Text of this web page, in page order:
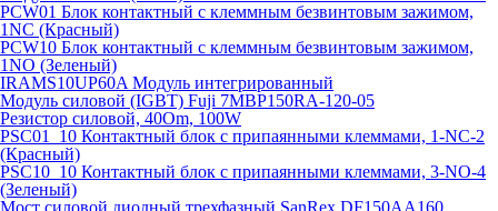
PCW01 Блок контактный с клеммным безвинтовым зажимом,
1NC (Красный)
PCW10 Блок контактный с клеммным безвинтовым зажимом,
1NO (Зеленый)
IRAMS10UP60A Модуль интегрированный
Модуль силовой (IGBT) Fuji 7MBP150RA-120-05
Резистор силовой, 40Om, 100W
PSC01_10 Контактный блок с припаянными клеммами, 1-NC-2
(Красный)
PSC10_10 Контактный блок с припаянными клеммами, 3-NO-4
(Зеленый)
Мост силовой диодный трехфазный SanRex DF150AA160